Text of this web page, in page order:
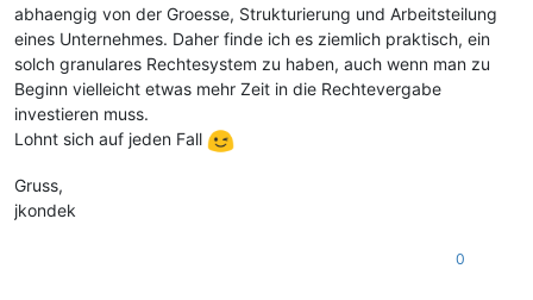
abhaengig von der Groesse, Strukturierung und Arbeitsteilung
eines Unternehmes. Daher finde ich es ziemlich praktisch, ein
solch granulares Rechtesystem zu haben, auch wenn man zu
Beginn vielleicht etwas mehr Zeit in die Rechtevergabe
investieren muss.
Lohnt sich auf jeden Fall
Gruss,
jkondek
0